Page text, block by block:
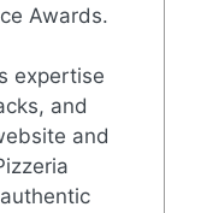
Awards.
expertise
and
and